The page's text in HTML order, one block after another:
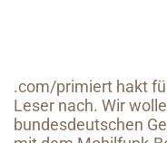
.com/primiert hakt
Leser nach. Wir
bundesdeutschen